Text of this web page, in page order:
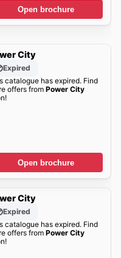
Open brochure
City
Expired
catalogue has expired. Find
offers from Power City
Open brochure
City
Expired
catalogue has expired. Find
offers from Power City